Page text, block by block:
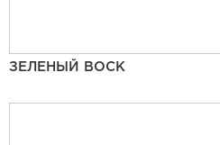
ЗЕЛЕНЫЙ ВОСК